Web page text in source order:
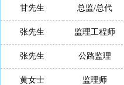
甘先生 总监/总代
张先生 监理工程师
张先生 公路监理
黄女士 监理师